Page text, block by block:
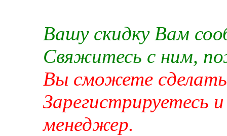
Вашу скидку Вам
Свяжитесь с ним,
Вы сможете сделать
Зарегистрируетесь
менеджер.